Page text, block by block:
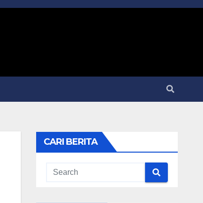
CARI BERITA